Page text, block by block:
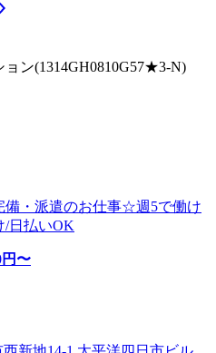
ン(1314GH0810G57★3-N)
備・派遣のお仕事☆週5で働け
日払いOK
円〜